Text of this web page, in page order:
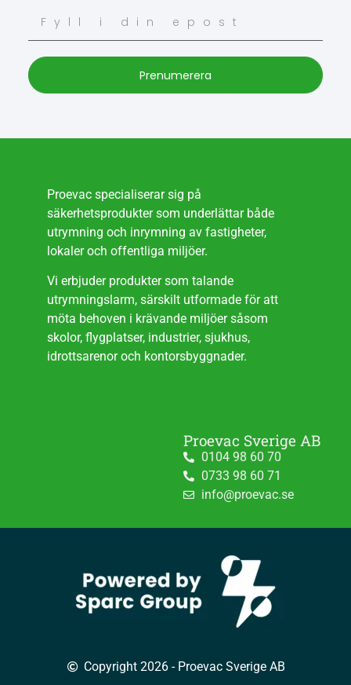
Prenumerera
Proevac specialiserar sig på
säkerhetsprodukter som underlättar både
utrymning och inrymning av fastigheter,
lokaler och offentliga miljöer.
Vi erbjuder produkter som talande
utrymningslarm, särskilt utformade för att
möta behoven i krävande miljöer såsom
skolor, flygplatser, industrier, sjukhus,
idrottsarenor och kontorsbyggnader.
Proevac Sverige AB
0104 98 60 70
0733 98 60 71
info@proevac.se
Copyright 2026 - Proevac Sverige AB